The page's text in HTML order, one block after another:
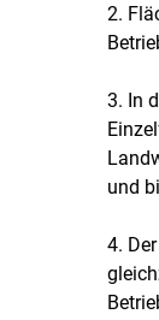
2.
3. In
und
4.